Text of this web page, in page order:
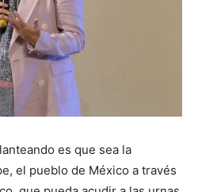
es que sea la
el pueblo de México a través